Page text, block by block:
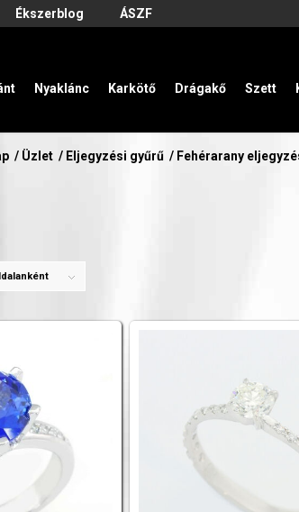
Ékszerblog ÁSZF
Nyaklánc Karkötő Drágakő Szett
/ Üzlet / Eljegyzési gyűrű / Fehérarany